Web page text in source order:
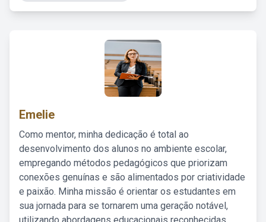
Emelie
Como mentor, minha dedicação é total ao
desenvolvimento dos alunos no ambiente escolar,
empregando métodos pedagógicos que priorizam
conexões genuínas e são alimentados por criatividade
e paixão. Minha missão é orientar os estudantes em
sua jornada para se tornarem uma geração notável,